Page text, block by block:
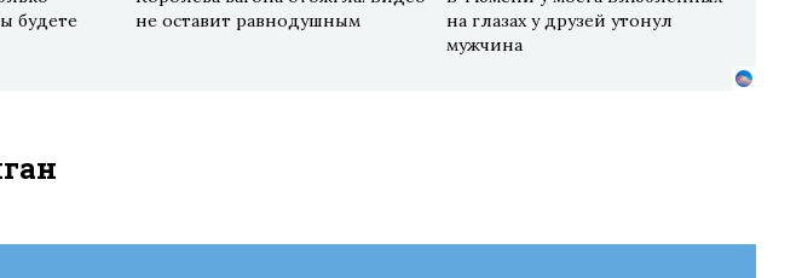
будете
не оставит равнодушным
на глазах у друзей утонул
мужчина